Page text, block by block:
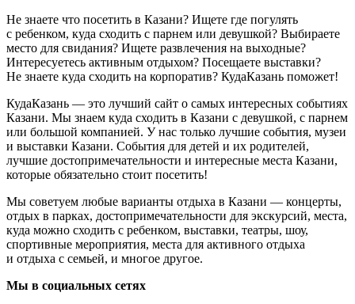
Не знаете что посетить в Казани? Ищете где погулять
с ребенком, куда сходить с парнем или девушкой? Выбираете
место для свидания? Ищете развлечения на выходные?
Интересуетесь активным отдыхом? Посещаете выставки?
Не знаете куда сходить на корпоратив? КудаКазань поможет!
КудаКазань — это лучший сайт о самых интересных событиях
Казани. Мы знаем куда сходить в Казани с девушкой, с парнем
или большой компанией. У нас только лучшие события, музеи
и выставки Казани. События для детей и их родителей,
лучшие достопримечательности и интересные места Казани,
которые обязательно стоит посетить!
Мы советуем любые варианты отдыха в Казани — концерты,
отдых в парках, достопримечательности для экскурсий, места,
куда можно сходить с ребенком, выставки, театры, шоу,
спортивные мероприятия, места для активного отдыха
и отдыха с семьей, и многое другое.
Мы в социальных сетях